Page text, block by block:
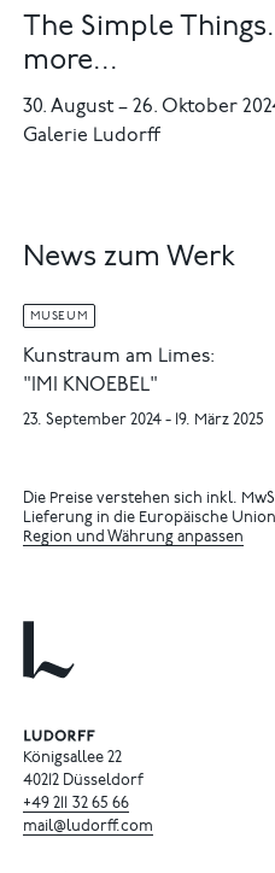
The Simple
more...
30. August–26. Oktober
Galerie Ludorff
News zum Werk
MUSEUM
Kunstraum am Limes:
"IMI KNOEBEL"
23. September 2024 - 19. März 2025
Die Preise verstehen sich inkl.
Lieferung in die Europäische
Region und Währung anpassen
Königsallee 22
40212 Düsseldorf
+49 211 32 65 66
mail@ludorff.com